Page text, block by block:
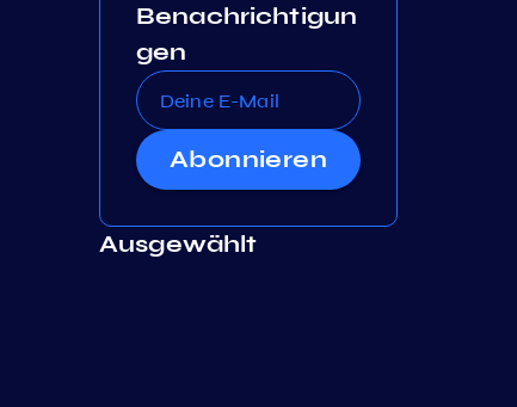
Benachrichtigun
gen
Abonnieren
Ausgewählt